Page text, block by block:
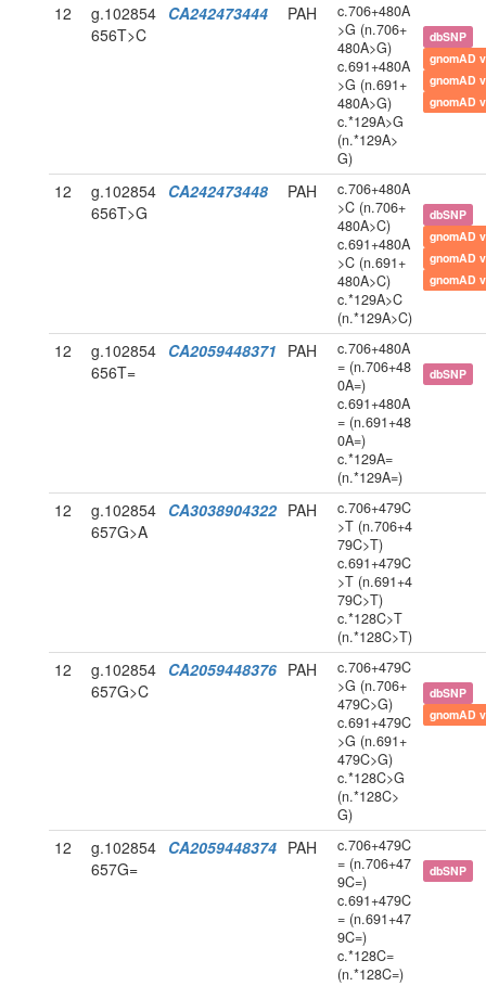
12
g.102854
656T>C
CA242473444 PAH
c.706+480A
>G (n.706+
480A>G)
c.691+480A
>G (n.691+
480A>G)
c.*129A>G
(n.*129A>
G)
dbSNP
gnomAD
gnomAD
gnomAD
12
g.102854
656T>G
CA242473448 PAH
c.706+480A
>C (n.706+
480A>C)
c.691+480A
>C (n.691+
480A>C)
c.*129A>C
(n.*129A>C)
dbSNP
gnomAD
gnomAD
gnomAD
12
g.102854
656T=
CA2059448371 PAH
c.706+480A
= (n.706+48
0A=)
c.691+480A
= (n.691+48
0A=)
c.*129A=
(n.*129A=)
dbSNP
12
g.102854
657G>A
CA3038904322 PAH
c.706+479C
>T (n.706+4
79C>T)
c.691+479C
>T (n.691+4
79C>T)
c.*128C>T
(n.*128C>T)
12
g.102854
657G>C
CA2059448376 PAH
c.706+479C
>G (n.706+
479C>G)
c.691+479C
>G (n.691+
479C>G)
c.*128C>G
(n.*128C>
G)
dbSNP
gnomAD
12
g.102854
657G=
CA2059448374 PAH
c.706+479C
= (n.706+47
9C=)
c.691+479C
= (n.691+47
9C=)
c.*128C=
(n.*128C=)
dbSNP